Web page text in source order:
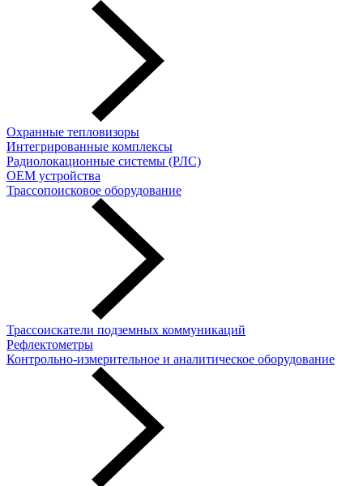
Охранные тепловизоры
Интегрированные комплексы
Радиолокационные системы (РЛС)
OEM устройства
Трассопоисковое оборудование
Трассоискатели подземных коммуникаций
Рефлектометры
Контрольно-измерительное и аналитическое оборудование